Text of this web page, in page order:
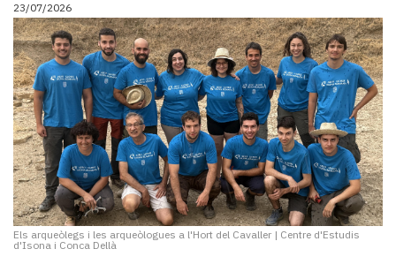
23/07/2026
Els arqueòlegs i les arqueòlogues a l'Hort del Cavaller | Centre d'Estudis
d'Isona i Conca Dellà